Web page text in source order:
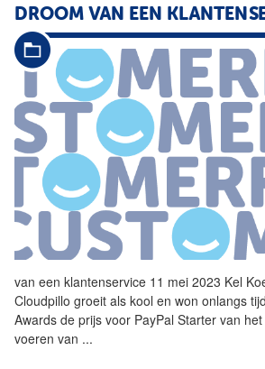
DROOM VAN EEN
van een klantenservice 11 mei 2023 Kel
Cloudpillo groeit als kool en won onlangs
Awards de prijs voor PayPal Starter van
voeren van ...